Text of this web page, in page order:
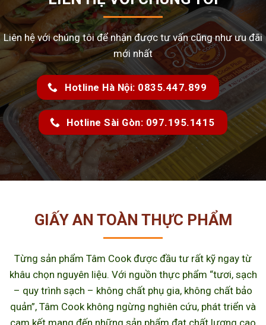
Liên hệ với chúng tôi để nhận được tư vấn cũng như ưu đãi
mới nhất
Hotline Hà Nội: 0835.447.899
Hotline Sài Gòn: 097.195.1415
GIẤY AN TOÀN THỰC PHẨM
Từng sản phẩm Tâm Cook được đầu tư rất kỹ ngay từ
khâu chọn nguyên liệu. Với nguồn thực phẩm “tươi, sạch
– quy trình sạch – không chất phụ gia, không chất bảo
quản”, Tâm Cook không ngừng nghiên cứu, phát triển và
cam kết mang đến những sản phẩm đạt chất lượng cao